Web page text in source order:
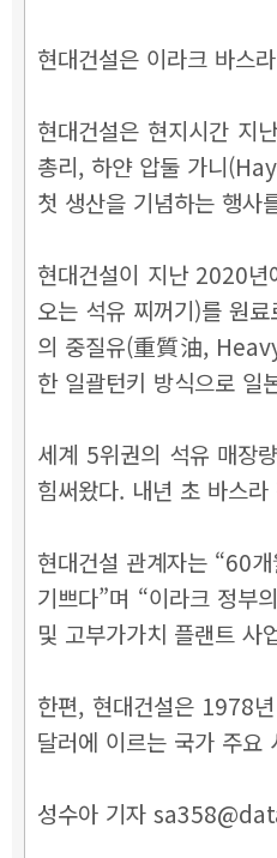
현대건설은 이라크 바스
현대건설은 현지시간
총리, 하얀 압둘 가니
첫 생산을 기념하는 행사
현대건설이 지난 2020
오는 석유 찌꺼기)를 원
의 중질유(重質油,
한 일괄턴키 방식으로 일
세계 5위권의 석유 매장
힘써왔다. 내년 초 바스
현대건설 관계자는 “60
기쁘다”며 “이라크 정부
및 고부가가치 플랜트 사
한편, 현대건설은 1978
달러에 이르는 국가 주요
성수아 기자